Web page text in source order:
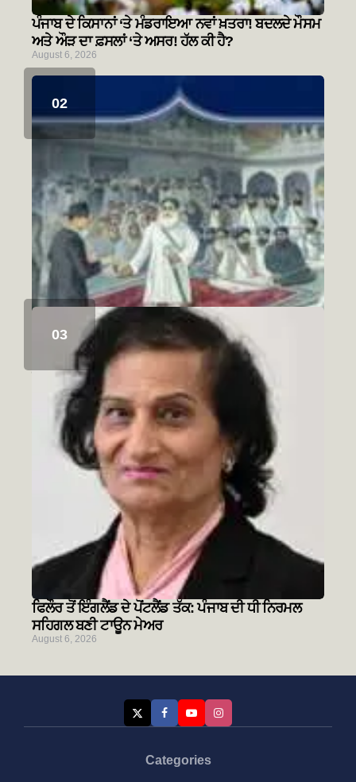
ਪੰਜਾਬ ਦੇ ਕਿਸਾਨਾਂ ‘ਤੇ ਮੰਡਰਾਇਆ ਨਵਾਂ ਖ਼ਤਰਾ! ਬਦਲਦੇ ਮੌਸਮ
ਅਤੇ ਔੜ ਦਾ ਫ਼ਸਲਾਂ ‘ਤੇ ਅਸਰ! ਹੱਲ ਕੀ ਹੈ?
August 6, 2026
ਸਿੱਖ ਇਤਿਹਾਸ ਅਤੇ ਚਾਬੀਆਂ ਦਾ ਮੋਰਚਾ
August 6, 2026
ਫਿਲੌਰ ਤੋਂ ਇੰਗਲੈਂਡ ਦੇ ਪੋਂਟਲੈਂਡ ਤੱਕ: ਪੰਜਾਬ ਦੀ ਧੀ ਨਿਰਮਲ
ਸਹਿਗਲ ਬਣੀ ਟਾਊਨ ਮੇਅਰ
August 6, 2026
Categories